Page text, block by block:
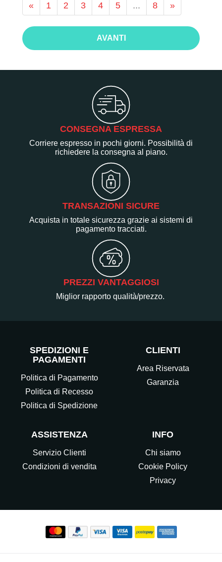
« 1 2 3 4 5 ... 8 »
AVANTI
CONSEGNA ESPRESSA
Corriere espresso in pochi giorni. Possibilità di
richiedere la consegna al piano.
TRANSAZIONI SICURE
Acquista in totale sicurezza grazie ai sistemi di
pagamento tracciati.
PREZZI VANTAGGIOSI
Miglior rapporto qualità/prezzo.
SPEDIZIONI E
PAGAMENTI
Politica di Pagamento
Politica di Recesso
Politica di Spedizione
CLIENTI
Area Riservata
Garanzia
ASSISTENZA
Servizio Clienti
Condizioni di vendita
INFO
Chi siamo
Cookie Policy
Privacy